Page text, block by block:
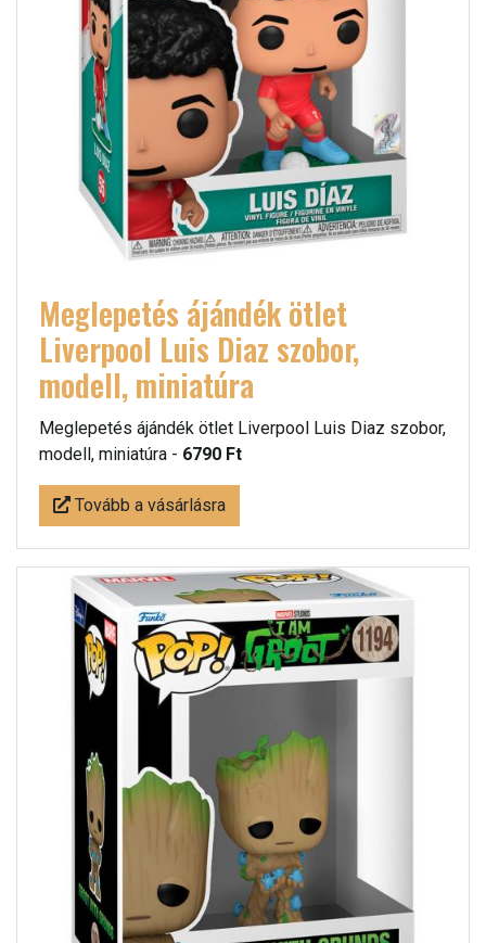
Meglepetés ájándék ötlet
Liverpool Luis Diaz szobor,
modell, miniatúra
Meglepetés ájándék ötlet Liverpool Luis Diaz szobor,
modell, miniatúra - 6790 Ft
Tovább a vásárlásra